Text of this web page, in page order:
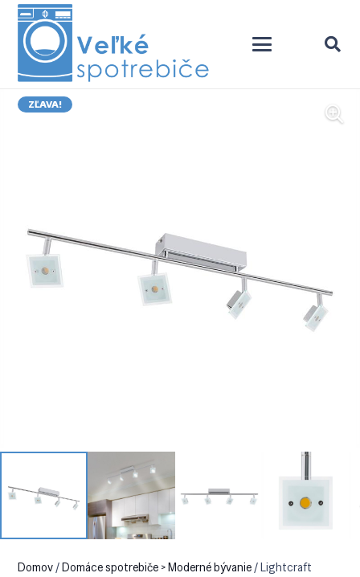
ZĽAVA!
Domov/Domáce spotrebiče > Moderné bývanie/ Lightcraft